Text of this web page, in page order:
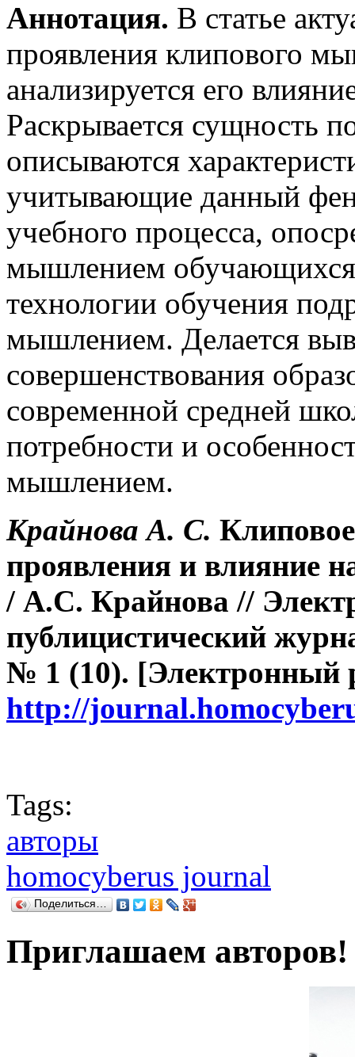
Аннотация. В статье
проявления клипового
анализируется его
Раскрывается сущность
описываются
учитывающие данный
учебного процесса,
мышлением
технологии обучения
мышлением. Делается
совершенствования
современной средней
потребности и
мышлением.
Крайнова А. С.
проявления и влияние
/ А.С. Крайнова //
публицистический
№ 1 (10). [Электронный
http://
Tags:
авторы
homocyberus journal
Поделиться…
Приглашаем авторов!